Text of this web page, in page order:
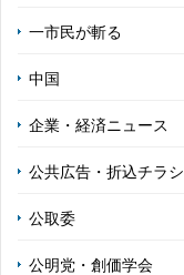
一市民が斬る
中国
企業・経済ニュース
公共広告・折込チラシ
公取委
公明党・創価学会